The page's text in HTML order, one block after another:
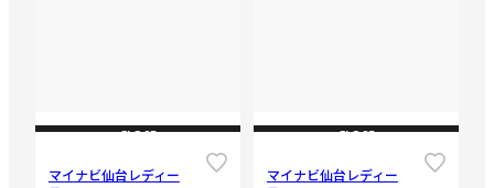
CLOSE
マイナビ仙台レディー
CLOSE
マイナビ仙台レディー